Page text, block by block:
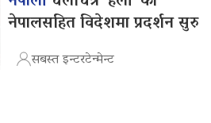
नेपालसहित विदेशमा प्रदर्शन सुरु
सबस्त इन्टरटेन्मेन्ट